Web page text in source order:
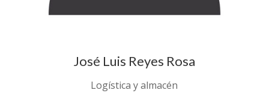
José Luis Reyes Rosa
Logística y almacén